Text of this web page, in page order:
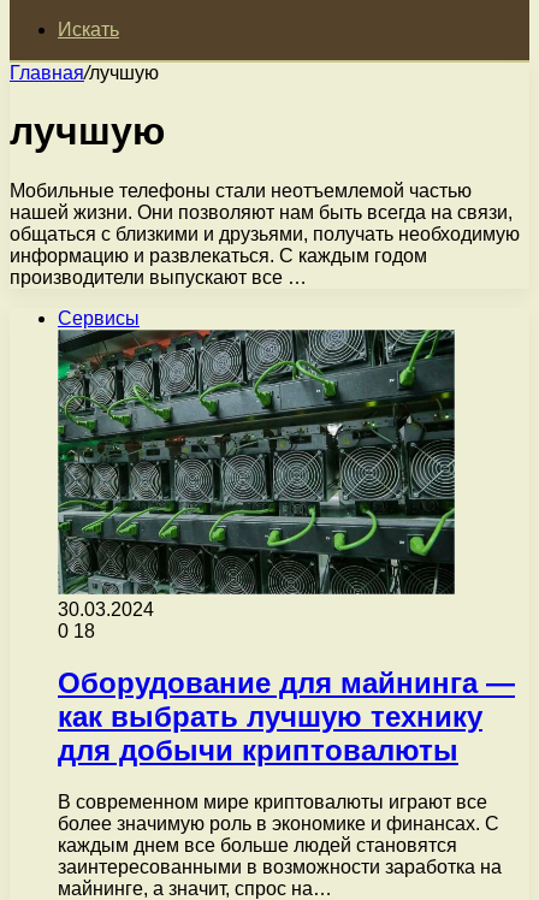
Искать
Главная/лучшую
лучшую
Мобильные телефоны стали неотъемлемой частью
нашей жизни. Они позволяют нам быть всегда на связи,
общаться с близкими и друзьями, получать необходимую
информацию и развлекаться. С каждым годом
производители выпускают все …
Сервисы
30.03.2024
0 18
Оборудование для майнинга —
как выбрать лучшую технику
для добычи криптовалюты
В современном мире криптовалюты играют все
более значимую роль в экономике и финансах. С
каждым днем все больше людей становятся
заинтересованными в возможности заработка на
майнинге, а значит, спрос на…